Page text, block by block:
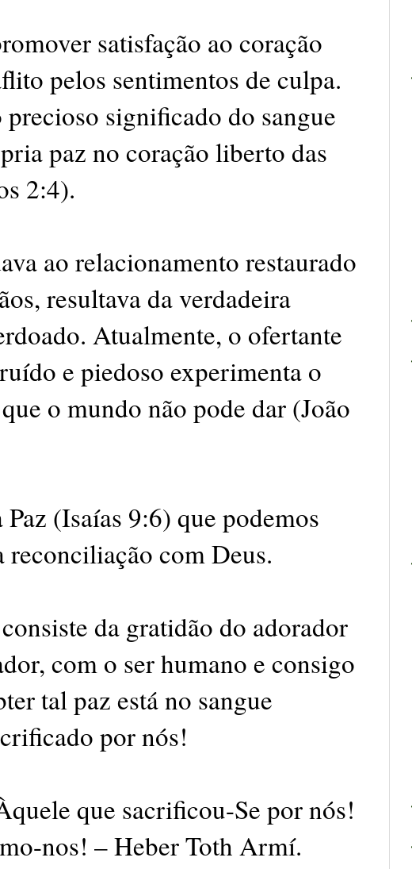
satisfação ao coração
pelos sentimentos de culpa.
significado do sangue
paz no coração liberto das
2:4).
ao relacionamento restaurado
resultava da verdadeira
Atualmente, o ofertante
e piedoso experimenta o
o mundo não pode dar (João
(Isaías 9:6) que podemos
reconciliação com Deus.
da gratidão do adorador
com o ser humano e consigo
tal paz está no sangue
por nós!
que sacrificou-Se por nós!
nos! – Heber Toth Armí.